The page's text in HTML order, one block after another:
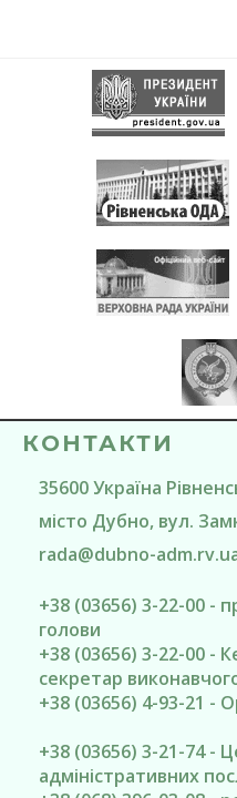
КОНТАКТИ
35600Україна
місто Дубно, вул.
rada@dubno-
+38 (03656) 3-22-00 -
голови
+38 (03656) 3-22-00 -
секретар
+38 (03656) 4-93-21 -
+38 (03656) 3-21-74 -
адміністративних